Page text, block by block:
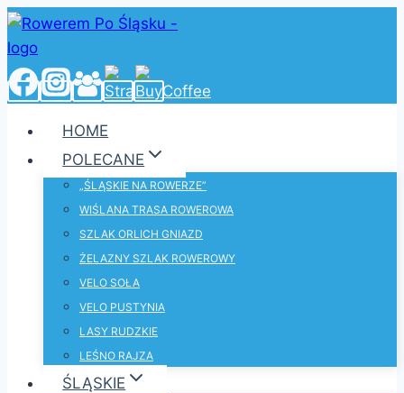
Przejdź
do
treści
HOME
POLECANE
„ŚLĄSKIE NA ROWERZE”
WIŚLANA TRASA ROWEROWA
SZLAK ORLICH GNIAZD
ŻELAZNY SZLAK ROWEROWY
VELO SOŁA
VELO PUSTYNIA
LASY RUDZKIE
LEŚNO RAJZA
ŚLĄSKIE